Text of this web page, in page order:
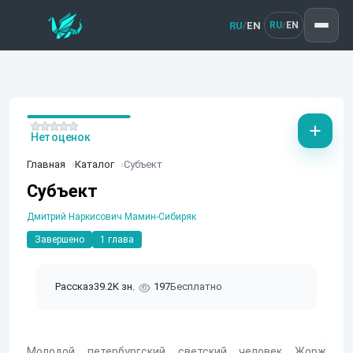
RU/EN RU/ EN
Главная Каталог Субъект
Субъект
Дмитрий Наркисович Мамин-Сибиряк
Завершено 1 глава
Рассказ39.2K зн. 197Бесплатно
Нет оценок